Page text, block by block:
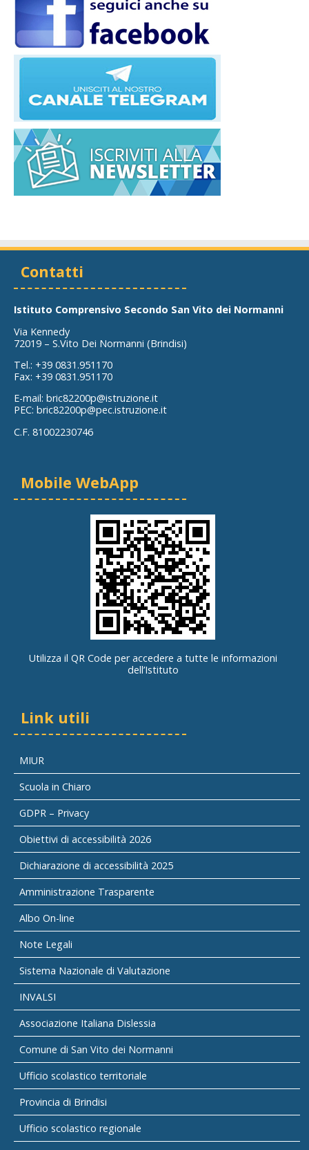
Contatti
Istituto Comprensivo Secondo San Vito dei Normanni
Via Kennedy
72019 – S.Vito Dei Normanni (Brindisi)
Tel.: +39 0831.951170
Fax: +39 0831.951170
E-mail: bric82200p@istruzione.it
PEC: bric82200p@pec.istruzione.it
C.F. 81002230746
Mobile WebApp
Utilizza il QR Code per accedere a tutte le informazioni
dell’Istituto
Link utili
MIUR
Scuola in Chiaro
GDPR – Privacy
Obiettivi di accessibilità 2026
Dichiarazione di accessibilità 2025
Amministrazione Trasparente
Albo On-line
Note Legali
Sistema Nazionale di Valutazione
INVALSI
Associazione Italiana Dislessia
Comune di San Vito dei Normanni
Ufficio scolastico territoriale
Provincia di Brindisi
Ufficio scolastico regionale